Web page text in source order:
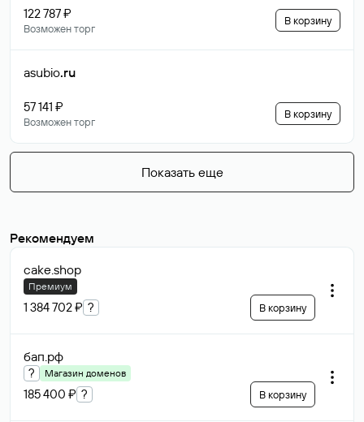
122 787 ₽
Возможен торг
В корзину
asubio.ru
57 141 ₽
Возможен торг
В корзину
Показать еще
Рекомендуем
cake.shop
Премиум
1 384 702 ₽ ? В корзину
бап.рф
? Магазин доменов
185 400 ₽ ? В корзину